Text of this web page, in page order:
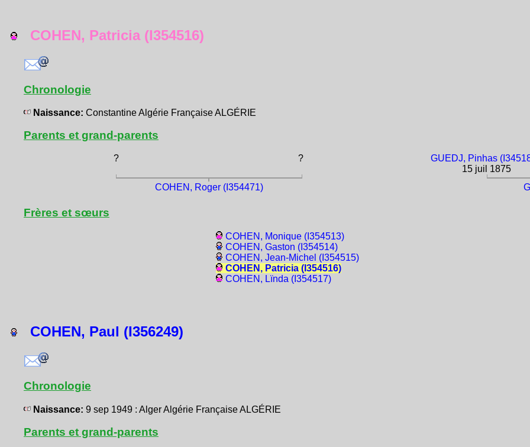
COHEN, Patricia (I354516)
Chronologie
Naissance: Constantine Algérie Française ALGÉRIE
Parents et grand-parents
? ?
GUEDJ, Pinhas
15 juil 1875
COHEN, Roger (I354471)
Frères et sœurs
COHEN, Monique (I354513)
COHEN, Gaston (I354514)
COHEN, Jean-Michel (I354515)
COHEN, Patricia (I354516)
COHEN, Lïnda (I354517)
COHEN, Paul (I356249)
Chronologie
Naissance: 9 sep 1949 : Alger Algérie Française ALGÉRIE
Parents et grand-parents